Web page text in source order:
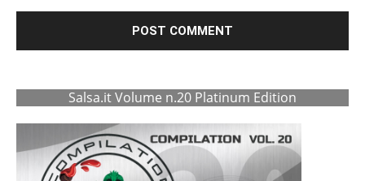
Salsa.it Volume n.20 Platinum Edition